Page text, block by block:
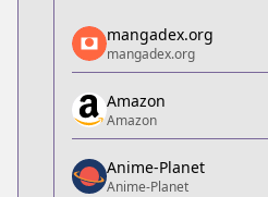
mangadex.org
mangadex.org
https://mangadex.org/
Amazon
Amazon
https://
Anime-Planet
mangadex.org
mangadex.org
Amazon
Amazon
Anime-Planet
Anime-Planet